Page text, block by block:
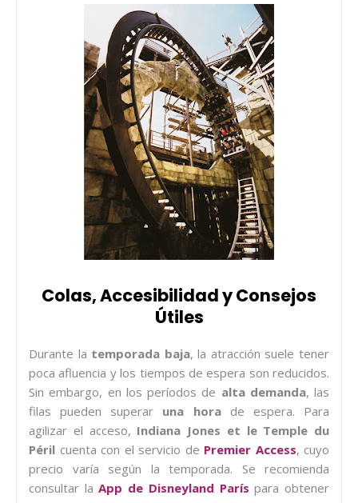
Colas, Accesibilidad y Consejos
Útiles
Durante la temporada baja, la atracción suele tener
poca afluencia y los tiempos de espera son reducidos.
Sin embargo, en los períodos de alta demanda, las
filas pueden superar una horade espera. Para
agilizar el acceso, Indiana Jones et le Temple du
Péril cuenta con el servicio de Premier Access, cuyo
precio varía según la temporada. Se recomienda
consultar laApp de Disneyland París para obtener